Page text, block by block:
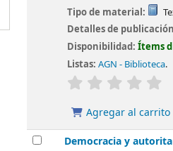
Tipo de material:
Detalles de
Disponibilidad:Ítems
Listas: AGN - Biblioteca.
valoración
Agregar al carrito
Democracia y